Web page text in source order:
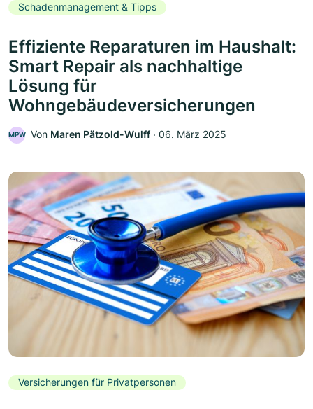
Schadenmanagement & Tipps
Effiziente Reparaturen im Haushalt:
Smart Repair als nachhaltige
Lösung für
Wohngebäudeversicherungen
MPW Von Maren Pätzold-Wulff ‧ 06. März 2025
Versicherungen für Privatpersonen